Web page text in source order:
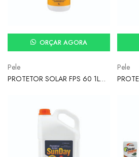
ORÇAR AGORA
Pele
PROTETOR SOLAR FPS 60 1L
Pele